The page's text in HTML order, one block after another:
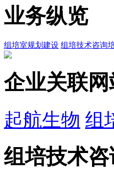
业务纵览
组培室规划建设 组培技术咨询
企业关联网
起航生物 组
组培技术咨